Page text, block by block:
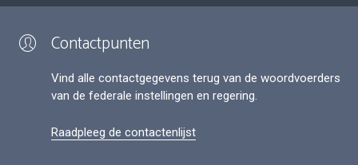
Contactpunten
Vind alle contactgegevens terug van de woordvoerders
van de federale instellingen en regering.
Raadpleeg de contactenlijst